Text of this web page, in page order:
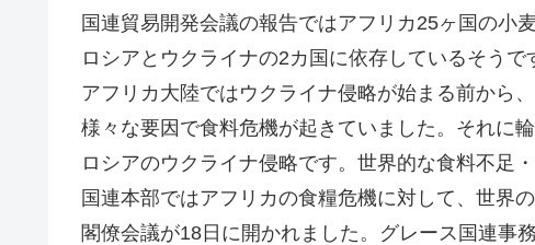
国連貿易開発会議の報告ではアフリカ25ヶ国の小
ロシアとウクライナの2カ国に依存しているそうで
アフリカ大陸ではウクライナ侵略が始まる前から
様々な要因で食料危機が起きていました。それに
ロシアのウクライナ侵略です。世界的な食料不足
国連本部ではアフリカの食糧危機に対して、世界
閣僚会議が18日に開かれました。グレース国連事